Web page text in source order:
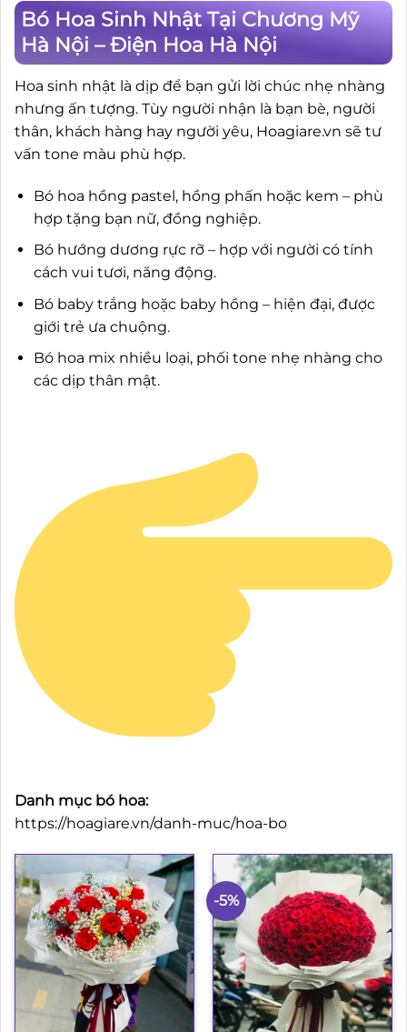
Bó Hoa Sinh Nhật Tại Chương Mỹ
Hà Nội – Điện Hoa Hà Nội
Hoa sinh nhật là dịp để bạn gửi lời chúc nhẹ nhàng
nhưng ấn tượng. Tùy người nhận là bạn bè, người
thân, khách hàng hay người yêu, Hoagiare.vn sẽ tư
vấn tone màu phù hợp.
Bó hoa hồng pastel, hồng phấn hoặc kem – phù
hợp tặng bạn nữ, đồng nghiệp.
Bó hướng dương rực rỡ – hợp với người có tính
cách vui tươi, năng động.
Bó baby trắng hoặc baby hồng – hiện đại, được
giới trẻ ưa chuộng.
Bó hoa mix nhiều loại, phối tone nhẹ nhàng cho
các dịp thân mật.
Danh mục bó hoa:
https://hoagiare.vn/danh-muc/hoa-bo
-5%